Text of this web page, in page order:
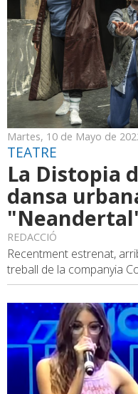
Martes, 10 de Mayo de
TEATRE
La Distopia
dansa
REDACCIÓ
Recentment estrenat,
treball de la companyia